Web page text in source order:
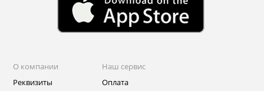
О компании
Реквизиты
Наш сервис
Оплата